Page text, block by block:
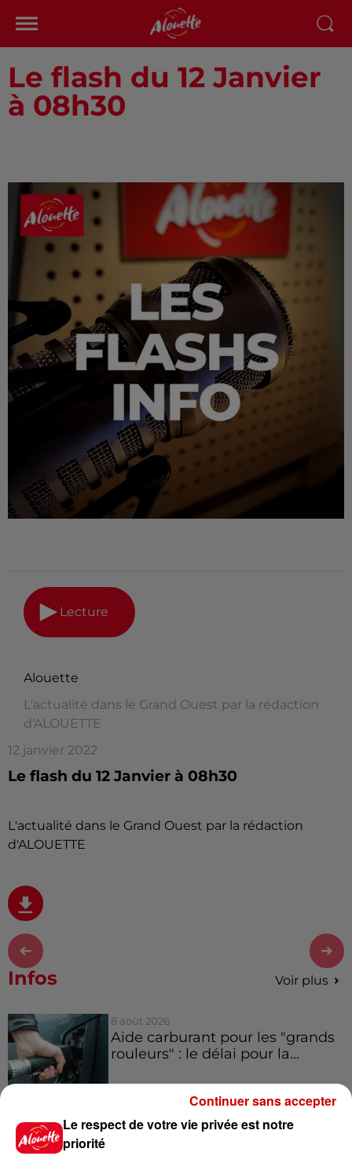
Le flash du 12 Janvier
à 08h30
Lecture
Alouette
L'actualité dans le Grand Ouest par la rédaction
d'ALOUETTE
12 janvier 2022
Le flash du 12 Janvier à 08h30
L'actualité dans le Grand Ouest par la rédaction
d'ALOUETTE
Infos Voir plus
8 août 2026
Aide carburant pour les "grands
rouleurs" : le délai pour la...
8 août 2026
Le respect de votre vie privée est notre
priorité
Continuer sans accepter